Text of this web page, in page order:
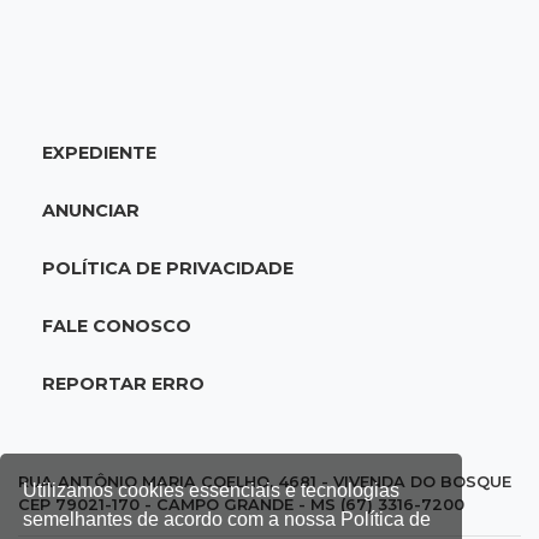
Utilizamos cookies essenciais e tecnologias
semelhantes de acordo com a nossa Política de
20:06Balcão de empregos
abertas em 114 funções
19:47Festival do Sobá
Em visita à Feira Central, Riedel volta a
futuro do jogo do bicho no País
EXPEDIENTE
ANUNCIAR
POLÍTICA DE PRIVACIDADE
FALE CONOSCO
REPORTAR ERRO
RUA ANTÔNIO MARIA COELHO, 4681 - VIVENDA DO BOSQUE
CEP 79021-170 - CAMPO GRANDE - MS (67) 3316-7200